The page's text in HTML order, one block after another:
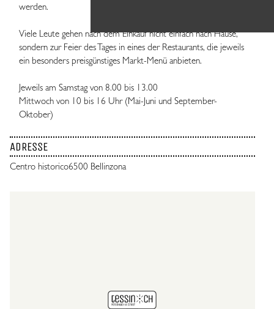
werden.
Viele Leute gehen nach dem Einkauf nicht einfach nach Hause,
sondern zur Feier des Tages in eines der Restaurants, die jeweils
ein besonders preisgünstiges Markt-Menü anbieten.
Jeweils am Samstag von 8.00 bis 13.00
Mittwoch von 10 bis 16 Uhr (Mai-Juni und September-
Oktober)
ADRESSE
Centro historico6500 Bellinzona